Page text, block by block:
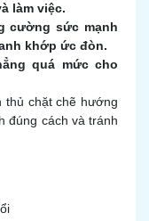
làm việc.
cường sức mạnh
khớp ức đòn.
quá mức cho
thủ chặt chẽ hướng
đúng cách và tránh